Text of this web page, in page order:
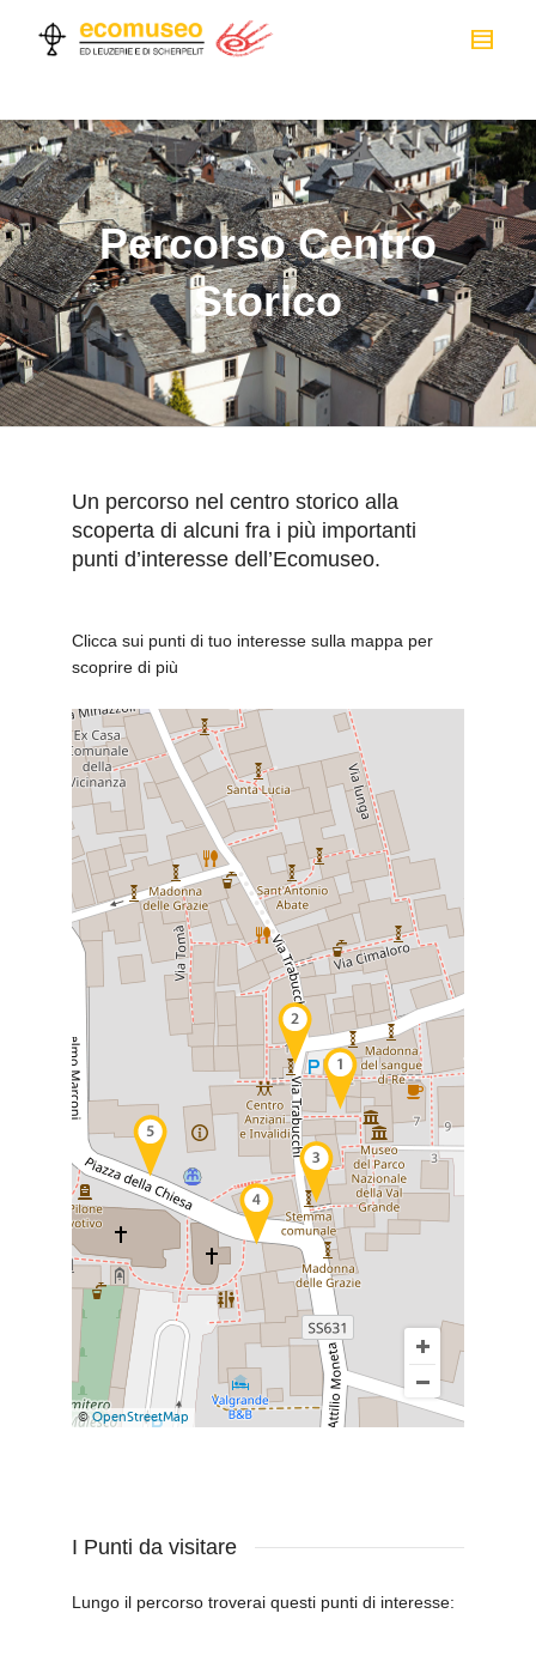
Percorso Centro
Storico
Un percorso nel centro storico alla
scoperta di alcuni fra i più importanti
punti d’interesse dell’Ecomuseo.
Clicca sui punti di tuo interesse sulla mappa per
scoprire di più
©OpenStreetMap
I Punti da visitare
Lungo il percorso troverai questi punti di interesse: